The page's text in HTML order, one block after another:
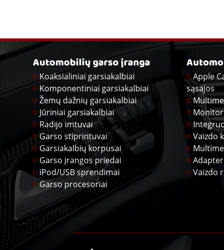
Automobilių garso įranga
Koaksialiniai garsiakalbiai
Komponentiniai garsiakalbiai
Žemų dažnių garsiakalbiai
Jūriniai garsiakalbiai
Radijo imtuvai
Garso stiprintuvai
Garsiakalbių korpusai
Garso įrangos priedai
iPod/USB sprendimai
Garso procesoriai
Apple
sąsajos
Vaizdo
Vaizdo